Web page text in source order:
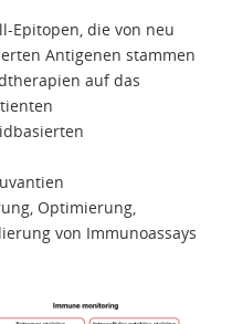
Epitopen, die von neu
Antigenen stammen
auf das
Optimierung,
von Immunoassays